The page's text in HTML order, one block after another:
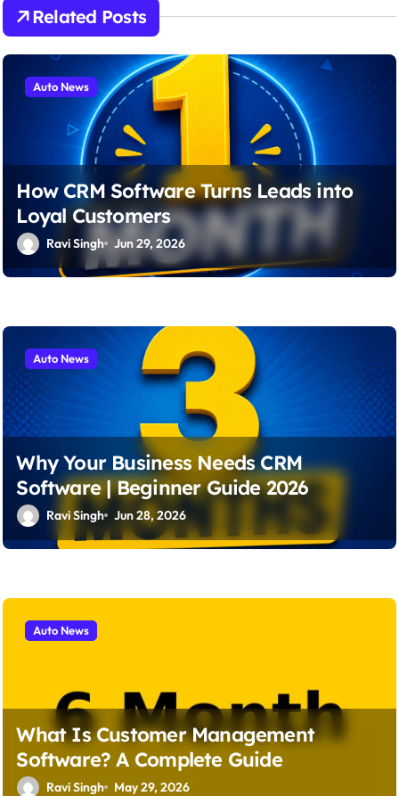
a
t
i
Related Posts
Auto News
How CRM Software Turns Leads into
Loyal Customers
Ravi Singh Jun 29, 2026
Auto News
Why Your Business Needs CRM
Software | Beginner Guide 2026
Ravi Singh Jun 28, 2026
Auto News
What Is Customer Management
Software? A Complete Guide
Ravi Singh May 29, 2026